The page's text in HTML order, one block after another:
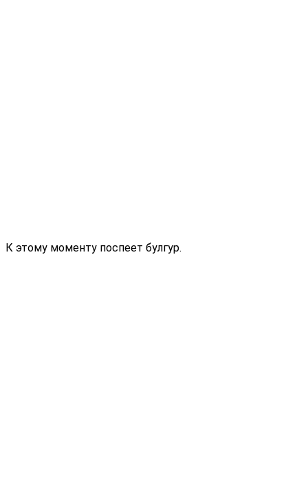
К этому моменту поспеет булгур.